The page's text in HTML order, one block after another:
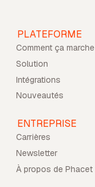
PLATEFORME
Comment ça marche
Solution
Intégrations
Nouveautés
ENTREPRISE
Carrières
Newsletter
À propos de Phacet